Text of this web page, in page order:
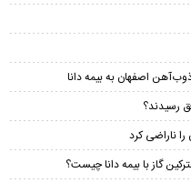
اصفهان به بیمه دانا
رسیدند؟
ناراضی کرد
گاز با بیمه دانا چیست؟